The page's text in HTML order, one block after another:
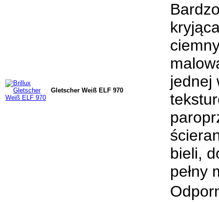
Gletscher Weiß ELF 970
jednej
bieli,
pełny